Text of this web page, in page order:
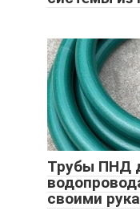
Трубы ПНД
своими